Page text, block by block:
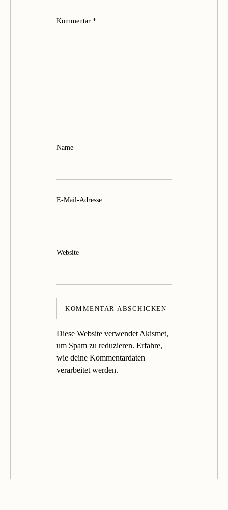
Kommentar *
Name
E-Mail-Adresse
Website
Diese Website verwendet Akismet,
um Spam zu reduzieren. Erfahre,
wie deine Kommentardaten
verarbeitet werden.